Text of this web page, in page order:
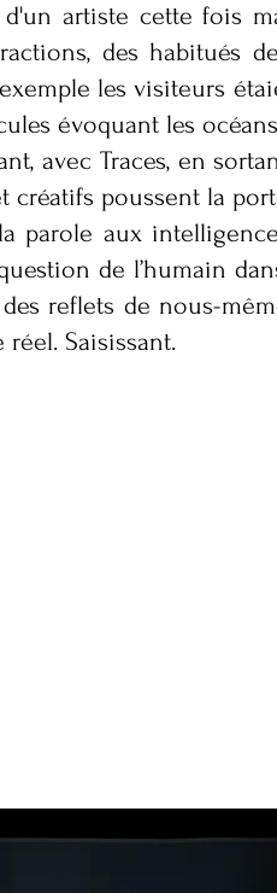
artiste cette fois
des habitués
les visiteurs
évoquant les
avec Traces, en
créatifs poussent la
parole aux
de l’humain
reflets de nous-
Saisissant.